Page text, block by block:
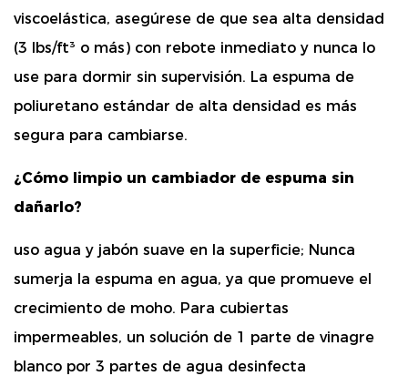
viscoelástica, asegúrese de que sea alta densidad
(3 lbs/ft³ o más) con rebote inmediato y nunca lo
use para dormir sin supervisión. La espuma de
poliuretano estándar de alta densidad es más
segura para cambiarse.
¿Cómo limpio un cambiador de espuma sin
dañarlo?
uso agua y jabón suave en la superficie; Nunca
sumerja la espuma en agua, ya que promueve el
crecimiento de moho. Para cubiertas
impermeables, un solución de 1 parte de vinagre
blanco por 3 partes de agua desinfecta